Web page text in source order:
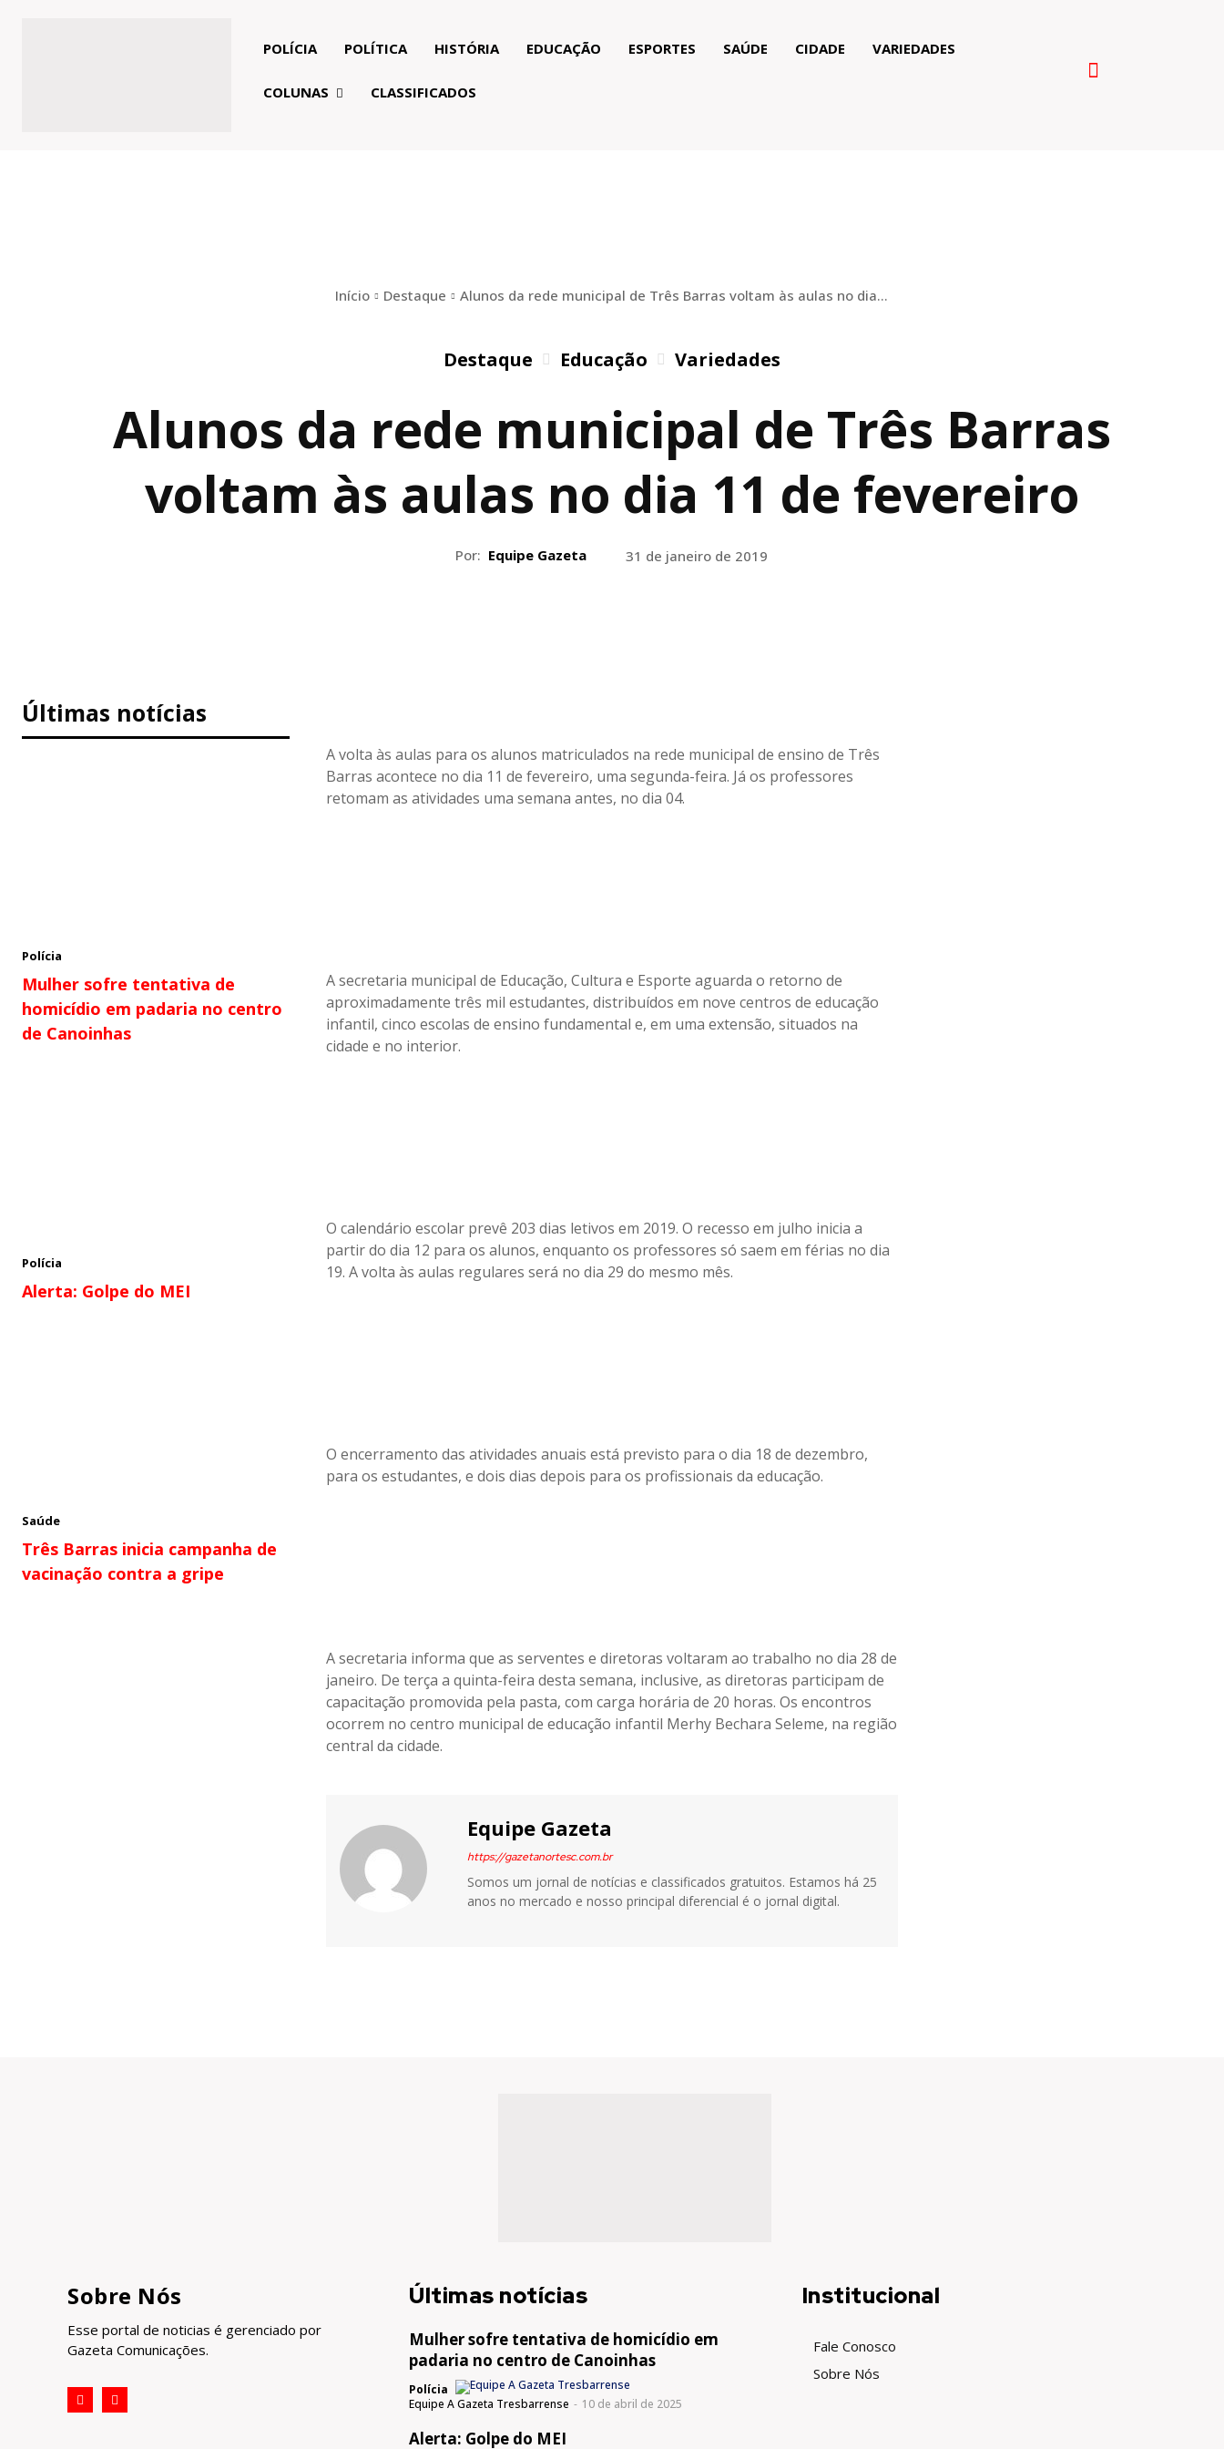
POLÍCIA POLÍTICA HISTÓRIA EDUCAÇÃO ESPORTES SAÚDE CIDADE VARIEDADES
COLUNAS CLASSIFICADOS
Início Destaque Alunos da rede municipal de Três Barras voltam às aulas no dia...
Destaque Educação Variedades
Alunos da rede municipal de Três Barras
voltam às aulas no dia 11 de fevereiro
Por: Equipe Gazeta 31 de janeiro de 2019
Últimas notícias
Polícia
Mulher sofre tentativa de
homicídio em padaria no centro
de Canoinhas
Polícia
Alerta: Golpe do MEI
Saúde
Três Barras inicia campanha de
vacinação contra a gripe
A volta às aulas para os alunos matriculados na rede municipal de ensino de Três
Barras acontece no dia 11 de fevereiro, uma segunda-feira. Já os professores
retomam as atividades uma semana antes, no dia 04.
A secretaria municipal de Educação, Cultura e Esporte aguarda o retorno de
aproximadamente três mil estudantes, distribuídos em nove centros de educação
infantil, cinco escolas de ensino fundamental e, em uma extensão, situados na
cidade e no interior.
O calendário escolar prevê 203 dias letivos em 2019. O recesso em julho inicia a
partir do dia 12 para os alunos, enquanto os professores só saem em férias no dia
19. A volta às aulas regulares será no dia 29 do mesmo mês.
O encerramento das atividades anuais está previsto para o dia 18 de dezembro,
para os estudantes, e dois dias depois para os profissionais da educação.
A secretaria informa que as serventes e diretoras voltaram ao trabalho no dia 28 de
janeiro. De terça a quinta-feira desta semana, inclusive, as diretoras participam de
capacitação promovida pela pasta, com carga horária de 20 horas. Os encontros
ocorrem no centro municipal de educação infantil Merhy Bechara Seleme, na região
central da cidade.
Equipe Gazeta
https://gazetanortesc.com.br
Somos um jornal de notícias e classificados gratuitos. Estamos há 25
anos no mercado e nosso principal diferencial é o jornal digital.
Sobre Nós
Esse portal de noticias é gerenciado por
Gazeta Comunicações.
Últimas notícias
Mulher sofre tentativa de homicídio em
padaria no centro de Canoinhas
Polícia
Equipe A Gazeta Tresbarrense - 10 de abril de 2025
Alerta: Golpe do MEI
Institucional
Fale Conosco
Sobre Nós